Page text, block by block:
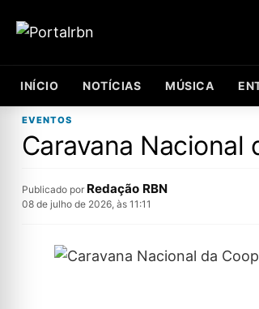
INÍCIO NOTÍCIAS MÚSICA
EVENTOS
Caravana Nacional
Publicado por Redação RBN
08 de julho de 2026, às 11:11